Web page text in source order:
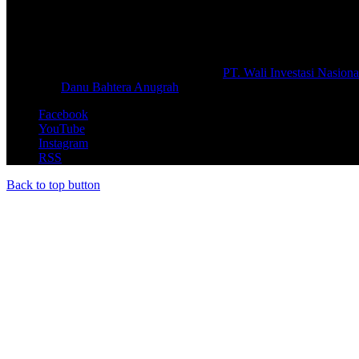
PT. Wali Investasi
Danu Bahtera Anugrah
Facebook
YouTube
Instagram
RSS
Back to top button